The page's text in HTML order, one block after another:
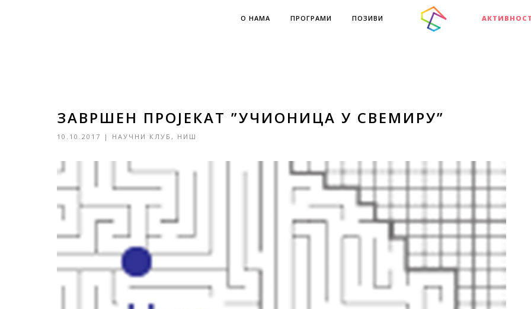
О НАМА ПРОГРАМИ ПОЗИВИ
ЗАВРШЕН ПРОЈЕКАТ ”УЧИОНИЦА У СВЕМИРУ”
10.10.2017 | НАУЧНИ КЛУБ , НИШ